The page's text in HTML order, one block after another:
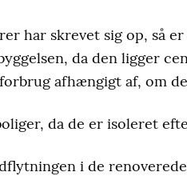
har skrevet sig op, så
da den ligger
afhængigt af, om
da de er isoleret
i de